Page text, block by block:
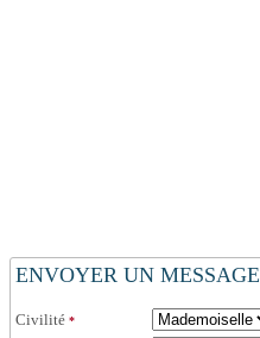
ENVOYER UN MESSAGE
Civilité *